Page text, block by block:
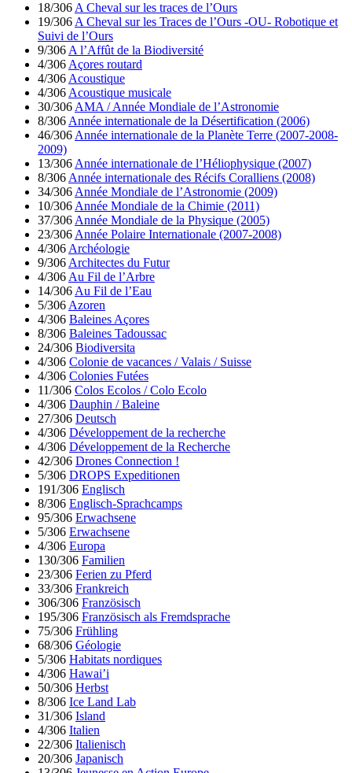
18/306 A Cheval sur les traces de l’Ours
19/306 A Cheval sur les Traces de l’Ours -OU- Robotique et
Suivi de l’Ours
9/306 A l’Affût de la Biodiversité
4/306 Açores routard
4/306 Acoustique
4/306 Acoustique musicale
30/306 AMA / Année Mondiale de l’Astronomie
8/306 Année internationale de la Désertification (2006)
46/306 Année internationale de la Planète Terre (2007-2008-
2009)
13/306 Année internationale de l’Héliophysique (2007)
8/306 Année internationale des Récifs Coralliens (2008)
34/306 Année Mondiale de l’Astronomie (2009)
10/306 Année Mondiale de la Chimie (2011)
37/306 Année Mondiale de la Physique (2005)
23/306 Année Polaire Internationale (2007-2008)
4/306 Archéologie
9/306 Architectes du Futur
4/306 Au Fil de l’Arbre
14/306 Au Fil de l’Eau
5/306 Azoren
4/306 Baleines Açores
8/306 Baleines Tadoussac
24/306 Biodiversita
4/306 Colonie de vacances / Valais / Suisse
4/306 Colonies Futées
11/306 Colos Ecolos / Colo Ecolo
4/306 Dauphin / Baleine
27/306 Deutsch
4/306 Développement de la recherche
4/306 Développement de la Recherche
42/306 Drones Connection !
5/306 DROPS Expeditionen
191/306 Englisch
8/306 Englisch-Sprachcamps
95/306 Erwachsene
5/306 Erwachsene
4/306 Europa
130/306 Familien
23/306 Ferien zu Pferd
33/306 Frankreich
306/306 Französisch
195/306 Französisch als Fremdsprache
75/306 Frühling
68/306 Géologie
5/306 Habitats nordiques
4/306 Hawai’i
50/306 Herbst
8/306 Ice Land Lab
31/306 Island
4/306 Italien
22/306 Italienisch
20/306 Japanisch